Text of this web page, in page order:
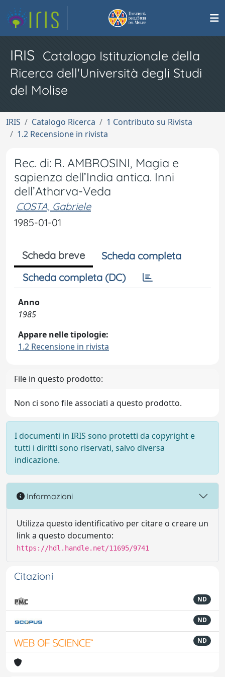
IRIS Catalogo Istituzionale della
Ricerca dell'Università degli Studi
del Molise
IRIS Catalogo Ricerca
1 Contributo su Rivista
1.2 Recensione in rivista
Rec. di: R. AMBROSINI, Magia e
sapienza dell’India antica. Inni
dell’Atharva-Veda
COSTA, Gabriele
1985-01-01
Scheda breve
Scheda completa
Scheda completa (DC)
Anno
1985
Appare nelle tipologie:
1.2 Recensione in rivista
File in questo prodotto:
Non ci sono file associati a questo prodotto.
I documenti in IRIS sono protetti da copyright e
tutti i diritti sono riservati, salvo diversa
indicazione.
Informazioni
Utilizza questo identificativo per citare o creare un
link a questo documento:
https://hdl.handle.net/11695/9741
Citazioni
ND
ND
ND